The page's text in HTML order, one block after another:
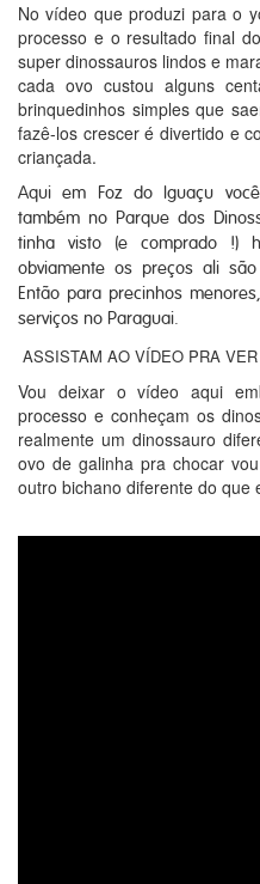
No vídeo que produzi para o
processo e o resultado final
super dinossauros lindos e
cada ovo custou alguns
brinquedinhos simples que
fazê-los crescer é divertido e
criançada.
Aqui em Foz do Iguaçu
também no Parque dos
tinha visto (e comprado !)
obviamente os preços ali
Então para precinhos
serviços no Paraguai.
ASSISTAM AO VÍDEO PRA
Vou deixar o vídeo aqui
processo e conheçam os
realmente um dinossauro
ovo de galinha pra chocar
outro bichano diferente do que